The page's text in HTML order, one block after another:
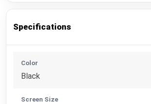
Specifications
Color
Black
Screen Size